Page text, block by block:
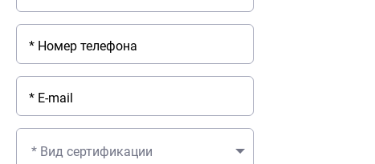
* Вид сертификации